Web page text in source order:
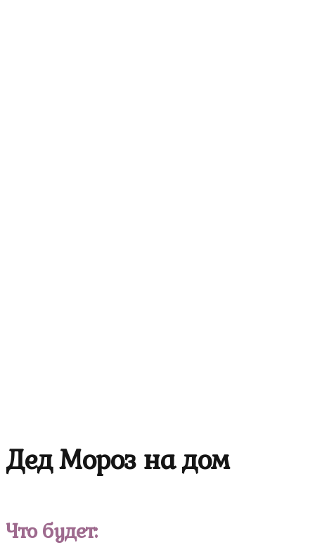
Дед Мороз на дом
Что будет: